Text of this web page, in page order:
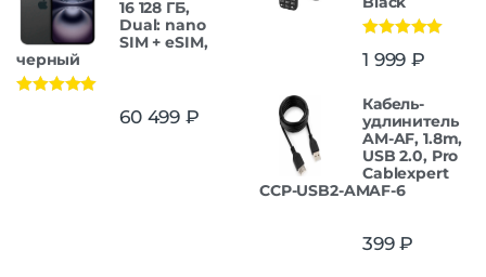
16 128 ГБ,
Dual: nano
SIM + eSIM,
черный
60 499 ₽
из 5
1 999 ₽
Кабель-
удлинитель
AM-AF, 1.8m,
USB 2.0, Pro
Cablexpert
CCP-USB2-AMAF-6
399₽